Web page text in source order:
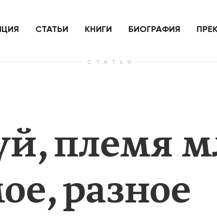
нанесенный по самим себе
СТАТЬИ КНИГИ БИОГРАФИЯ
СТАТЬИ
племя
разное